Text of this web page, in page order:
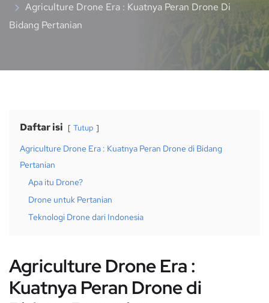
Agriculture Drone Era : Kuatnya Peran Drone Di
Bidang Pertanian
Daftar isi Tutup
Agriculture Drone Era : Kuatnya Peran Drone di Bidang
Pertanian
Apa itu Drone?
Drone untuk Pertanian
Teknologi Drone dari Indonesia
Agriculture Drone Era :
Kuatnya Peran Drone di